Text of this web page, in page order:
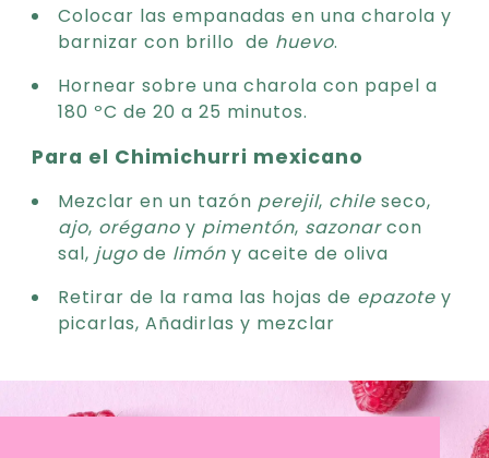
Colocar las empanadas en una charola y
barnizar con brillo de huevo.
Hornear sobre una charola con papel a
180 ºC de 20 a 25 minutos.
Para el Chimichurri mexicano
Mezclar en un tazón perejil, chile seco,
ajo, orégano y pimentón, sazonarcon
sal, jugo de limón y aceite de oliva
Retirar de la rama las hojas de epazote y
picarlas, Añadirlas y mezclar